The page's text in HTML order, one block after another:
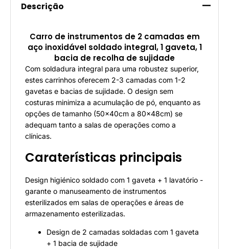
Descrição
Carro de instrumentos de 2 camadas em
aço inoxidável soldado integral, 1 gaveta, 1
bacia de recolha de sujidade
Com soldadura integral para uma robustez superior,
estes carrinhos oferecem 2-3 camadas com 1-2
gavetas e bacias de sujidade. O design sem
costuras minimiza a acumulação de pó, enquanto as
opções de tamanho (50×40cm a 80×48cm) se
adequam tanto a salas de operações como a
clínicas.
Caraterísticas principais
Design higiénico soldado com 1 gaveta + 1 lavatório -
garante o manuseamento de instrumentos
esterilizados em salas de operações e áreas de
armazenamento esterilizadas.
Design de 2 camadas soldadas com 1 gaveta
+ 1 bacia de sujidade